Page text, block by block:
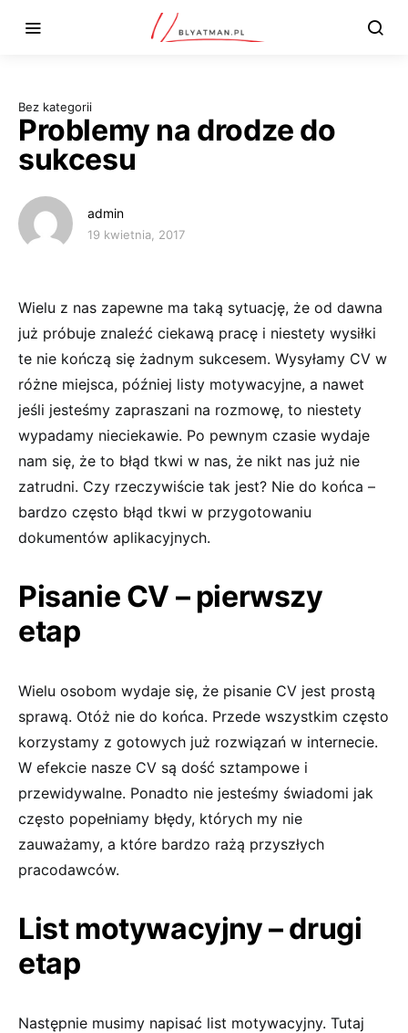
Bez kategorii
Problemy na drodze do
sukcesu
admin
19 kwietnia, 2017
Wielu z nas zapewne ma taką sytuację, że od dawna
już próbuje znaleźć ciekawą pracę i niestety wysiłki
te nie kończą się żadnym sukcesem. Wysyłamy CV w
różne miejsca, później listy motywacyjne, a nawet
jeśli jesteśmy zapraszani na rozmowę, to niestety
wypadamy nieciekawie. Po pewnym czasie wydaje
nam się, że to błąd tkwi w nas, że nikt nas już nie
zatrudni. Czy rzeczywiście tak jest? Nie do końca –
bardzo często błąd tkwi w przygotowaniu
dokumentów aplikacyjnych.
Pisanie CV – pierwszy
etap
Wielu osobom wydaje się, że pisanie CV jest prostą
sprawą. Otóż nie do końca. Przede wszystkim często
korzystamy z gotowych już rozwiązań w internecie.
W efekcie nasze CV są dość sztampowe i
przewidywalne. Ponadto nie jesteśmy świadomi jak
często popełniamy błędy, których my nie
zauważamy, a które bardzo rażą przyszłych
pracodawców.
List motywacyjny – drugi
etap
Następnie musimy napisać list motywacyjny. Tutaj